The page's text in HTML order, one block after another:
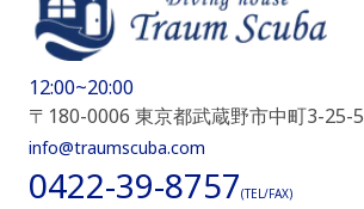
12:00~20:00
〒180-0006 東京都武蔵野市中町3-25-5
info@traumscuba.com
0422-39-8757(TEL/FAX)